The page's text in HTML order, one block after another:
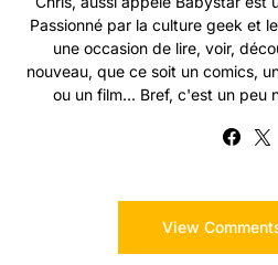
Passionné par la culture geek et
une occasion de lire, voir,
nouveau, que ce soit un comics,
ou un film... Bref, c'est un peu
View